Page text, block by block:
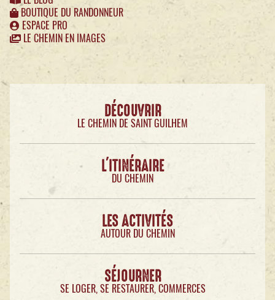
BOUTIQUE DU RANDONNEUR
ESPACE PRO
LE CHEMIN EN IMAGES
DÉCOUVRIR
LE CHEMIN DE SAINT GUILHEM
L'ITINÉRAIRE
DU CHEMIN
LES ACTIVITÉS
AUTOUR DU CHEMIN
SÉJOURNER
SE LOGER, SE RESTAURER, COMMERCES